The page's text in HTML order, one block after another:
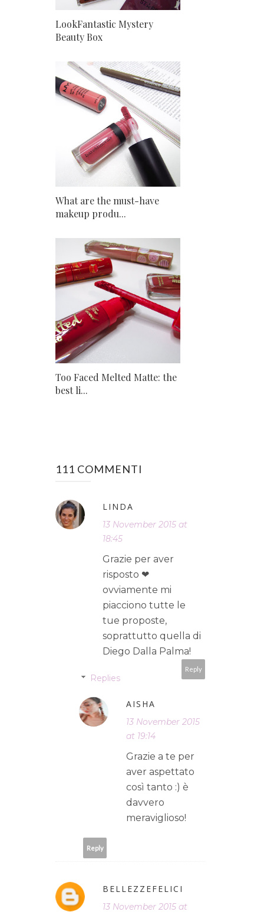
LookFantastic Mystery
Beauty Box
What are the must-have
makeup produ...
Too Faced Melted Matte: the
best li...
111 COMMENTI
LINDA
13 November 2015 at
18:45
Grazie per aver
risposto ❤
ovviamente mi
piacciono tutte le
tue proposte,
soprattutto quella di
Diego Dalla Palma!
Reply
Replies
AISHA
13 November 2015
at 19:14
Grazie a te per
aver aspettato
così tanto :) è
davvero
meraviglioso!
Reply
BELLEZZEFELICI
13 November 2015 at